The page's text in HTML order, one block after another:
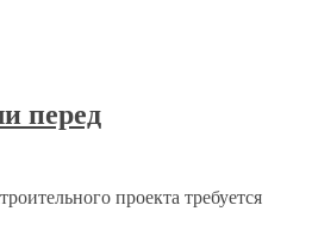
перед
проекта требуется